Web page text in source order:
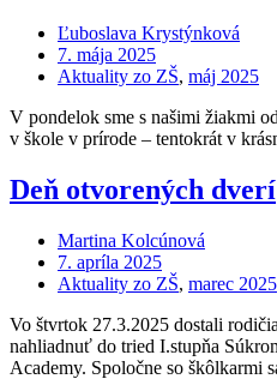
Ľuboslava Krystýnková
7. mája 2025
Aktuality zo ZŠ, máj 2025
V pondelok sme s našimi žiakmi
v škole v prírode – tentokrát v
Deň otvorených dverí
Martina Kolcúnová
7. apríla 2025
Aktuality zo ZŠ, marec 2025
Vo štvrtok 27.3.2025 dostali
nahliadnuť do tried I.stupňa
Academy. Spoločne so škôlkarmi